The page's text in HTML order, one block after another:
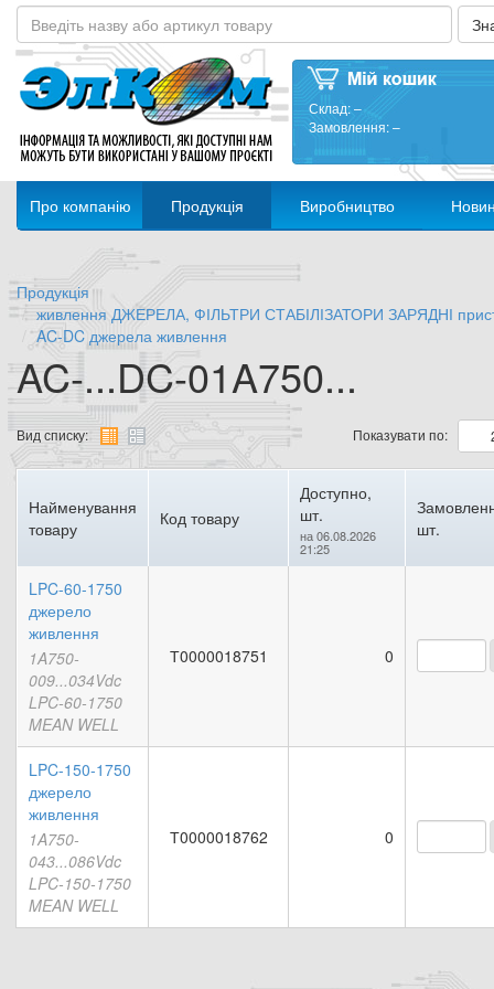
Склад:–
Замовлення:–
Про компанію Продукція Виробництво
Продукція
живлення ДЖЕРЕЛА, ФІЛЬТРИ СТАБІЛІЗАТОРИ ЗАРЯДНІ
AC-DC джерела живлення
AC-...DC-01A750...
Вид списку: Показувати по:
Найменування
товару
Код товару
Доступно,
шт.
на 06.08.2026
21:25
шт.
LPC-60-1750
джерело
живлення
1A750-
009...034Vdc
LPC-60-1750
MEAN WELL
Т0000018751 0
LPC-150-1750
джерело
живлення
1A750-
043...086Vdc
LPC-150-1750
MEAN WELL
Т0000018762 0